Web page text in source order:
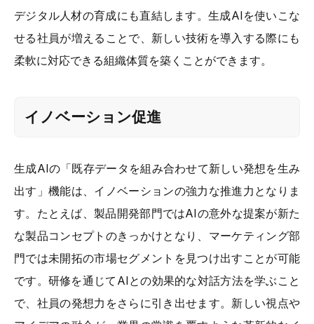
デジタル人材の育成にも直結します。生成AIを使いこな
せる社員が増えることで、新しい技術を導入する際にも
柔軟に対応できる組織体質を築くことができます。
イノベーション促進
生成AIの「既存データを組み合わせて新しい発想を生み
出す」機能は、イノベーションの強力な推進力となりま
す。たとえば、製品開発部門ではAIの意外な提案が新た
な製品コンセプトのきっかけとなり、マーケティング部
門では未開拓の市場セグメントを見つけ出すことが可能
です。研修を通じてAIとの効果的な対話方法を学ぶこと
で、社員の発想力をさらに引き出せます。新しい視点や